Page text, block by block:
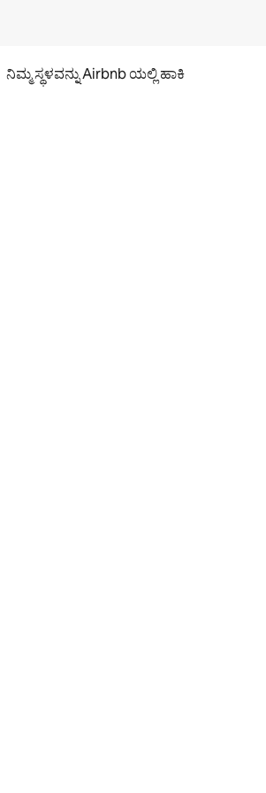
ನಿಮ್ಮ ಸ್ಥಳವನ್ನು Airbnb ಯಲ್ಲಿ ಹಾಕಿ